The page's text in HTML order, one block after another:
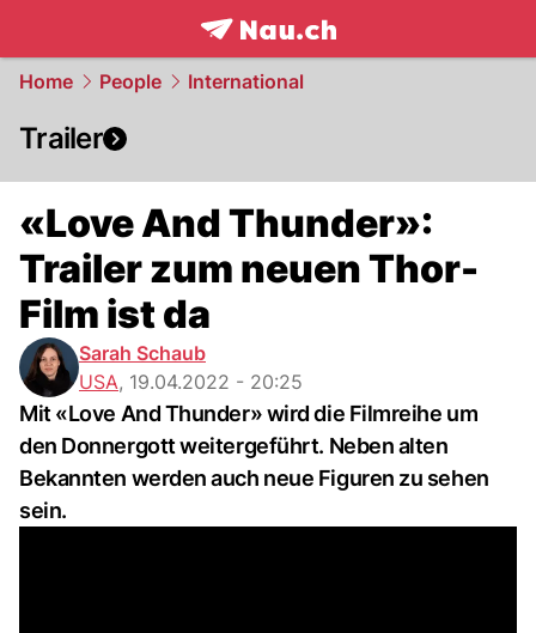
frontpage.NAU.ch
Home People International
Trailer
«Love And Thunder»:
Trailer zum neuen Thor-
Film ist da
Sarah Schaub
USA, 19.04.2022 - 20:25
Mit «Love And Thunder» wird die Filmreihe um
den Donnergott weitergeführt. Neben alten
Bekannten werden auch neue Figuren zu sehen
sein.